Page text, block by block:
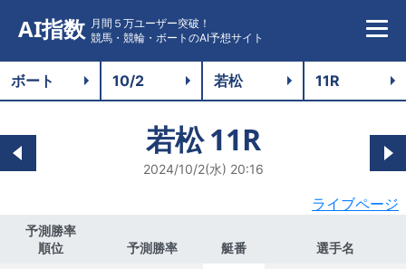
AI指数 月間５万ユーザー突破！
競馬・競輪・ボートのAI予想サイト
若松11R
2024/10/2(水) 20:16
ライブページ
予測勝率
順位
予測勝率 艇番 選手名